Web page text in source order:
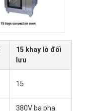
15 khay lò đối
lưu
15
380V ba pha